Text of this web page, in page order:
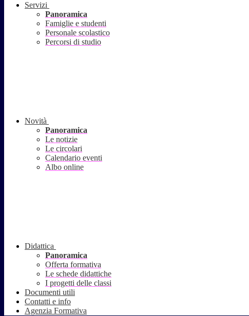
Servizi
Panoramica
Famiglie e studenti
Personale scolastico
Percorsi di studio
Novità
Panoramica
Le notizie
Le circolari
Calendario eventi
Albo online
Didattica
Panoramica
Offerta formativa
Le schede didattiche
I progetti delle classi
Documenti utili
Contatti e info
Agenzia Formativa